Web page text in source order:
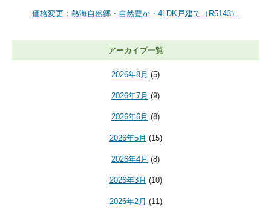
価格変更：熱海自然郷・自然豊か・4LDK戸建て（R5143）
アーカイブ一覧
2026年8月 (5)
2026年7月 (9)
2026年6月 (8)
2026年5月 (15)
2026年4月 (8)
2026年3月 (10)
2026年2月 (11)